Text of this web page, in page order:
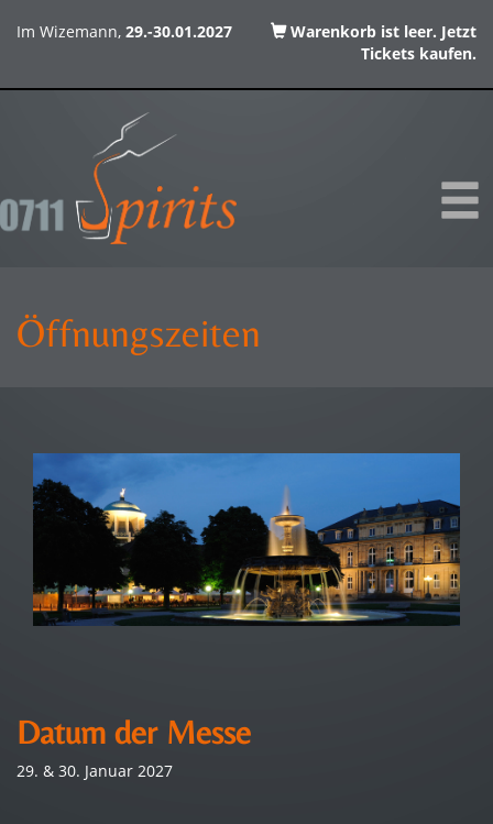
Im Wizemann, 29.-30.01.2027
Warenkorb ist leer. Jetzt
Tickets kaufen.
Öffnungszeiten
Datum der Messe
29. & 30. Januar 2027